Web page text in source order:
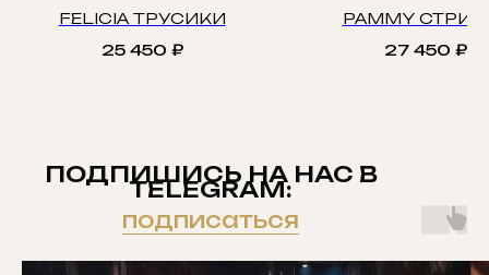
FELICIA ТРУСИКИ
25 450 ₽
PAMMY
27 450 ₽
ПОДПИШИСЬ НА НАС В
TELEGRAM:
подписаться